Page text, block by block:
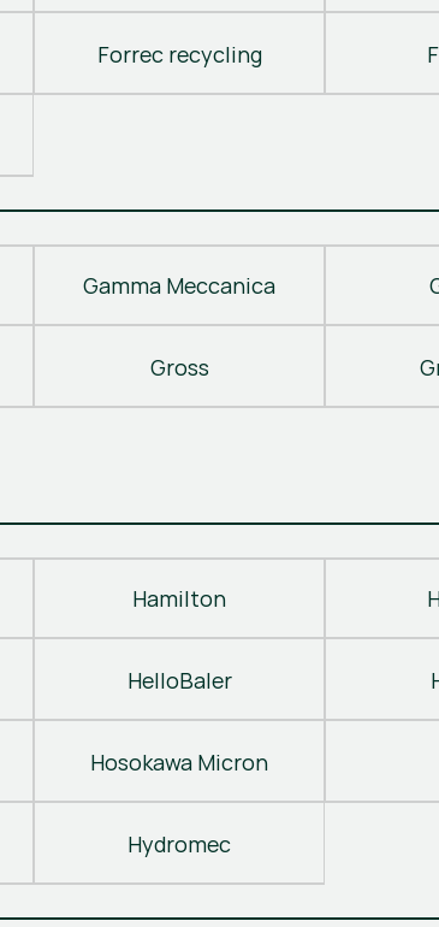
Forrec recycling
Gamma Meccanica
Gross
Hamilton
HelloBaler
Hosokawa Micron
Hydromec